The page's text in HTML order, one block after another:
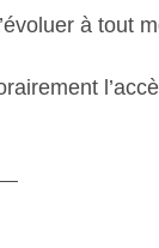
à tout